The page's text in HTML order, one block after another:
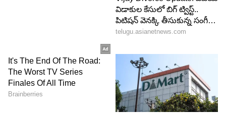
ఆరోగ్యంపై కూడా సమాచారం అందిస్తుంది. బ్యాటరీ వోల్టేజ్,
ఇంజిన్ లోడ్, కూలెంట్ ఉష్ణోగ్రత, ఎయిర్ ఇన్‌టేక్ టెంపరేచర్
వంటి వివరాలను తెలుసుకోవచ్చు. అంతేకాకుండా
వాహనంలో ఏర్పడే వివిధ సాంకేతిక లోపాలపై కూడా
హెచ్చరికలు అందుతాయి. దీంతో ముందుగానే సమస్యలను
గుర్తించి రిపేర్‌ ఖర్చులను తగ్గించుకోవచ్చు.